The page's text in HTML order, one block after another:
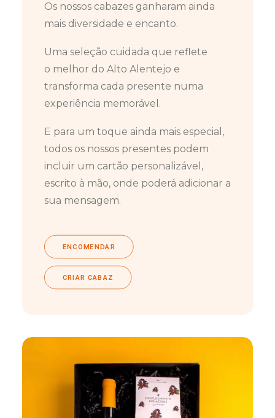
Os nossos cabazes ganharam ainda
mais diversidade e encanto.
Uma seleção cuidada que reflete
o melhor do Alto Alentejo e
transforma cada presente numa
experiência memorável.
E para um toque ainda mais especial,
todos os nossos presentes podem
incluir um cartão personalizável,
escrito à mão, onde poderá adicionar a
sua mensagem.
ENCOMENDAR
CRIAR CABAZ